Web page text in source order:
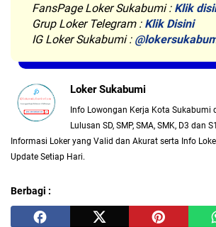
FansPage Loker Sukabumi : Klik
Grup Loker Telegram : Klik Disini
IG Loker Sukabumi :
Loker Sukabumi
Info Lowongan Kerja Kota Sukabumi
Lulusan SD, SMP, SMA, SMK, D3 dan
Informasi Loker yang Valid dan Akurat serta Info
Update Setiap Hari.
Berbagi :